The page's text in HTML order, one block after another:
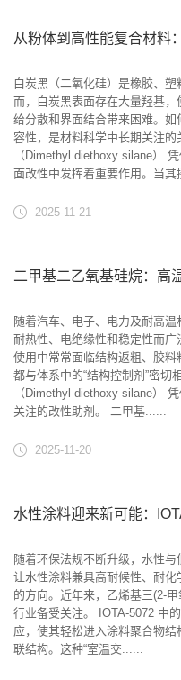
白炭黑（二氧化硅）是橡胶、
而，白炭黑表面存在大量羟基
给分散和界面结合带来困难。
容性，是材料科学中长期关注
（Dimethyl diethoxy silane）
面改性中发挥着重要作用。当
2025-11-21
随着汽车、电子、电力及耐高
耐热性、电绝缘性和稳定性而
使用中常常面临结构返粗、胶
都与体系中的“结构控制剂”密切
（Dimethyl diethoxy silane）
关注的改性助剂。 二甲基......
2025-11-20
随着环保法规不断升级，水性
让水性涂料兼具高耐候性、耐
的方向。近年来，乙烯基三(2-
行业备受关注。 IOTA-5072 中
应，使其轻松进入涂料聚合物
联结构。这种“室温交......